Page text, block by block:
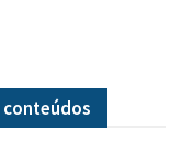
conteúdos